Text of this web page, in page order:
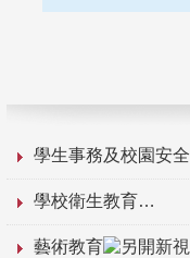
學生事務及校園安全
學校衛生教育
藝術教育